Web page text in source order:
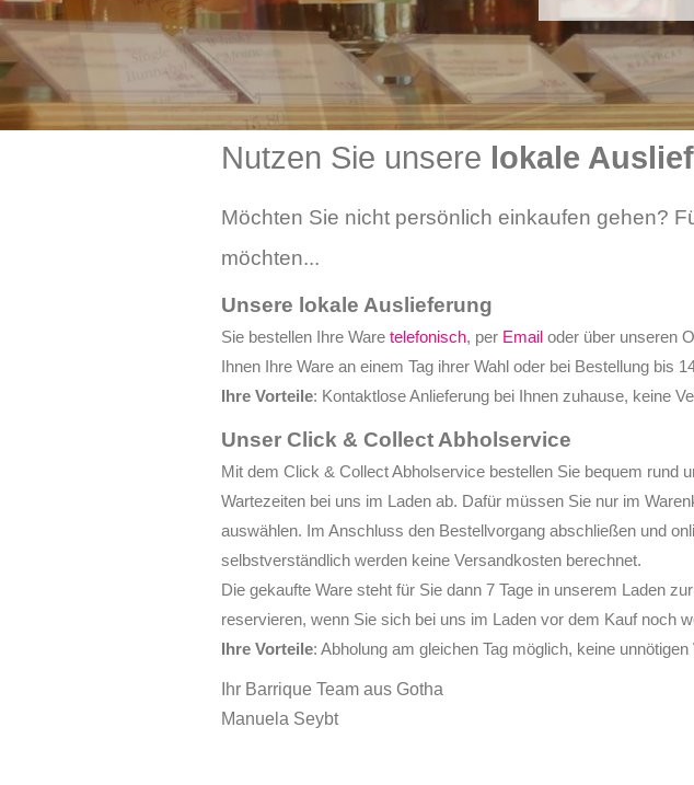
Nutzen Sie unsere lokale
Möchten Sie nicht persönlich einkaufen gehen?
möchten...
Unsere lokale Auslieferung
Sie bestellen Ihre Ware telefonisch, per Email oder über unseren
Ihnen Ihre Ware an einem Tag ihrer Wahl oder bei Bestellung bis
Ihre Vorteile: Kontaktlose Anlieferung bei Ihnen zuhause, keine
Unser Click & Collect Abholservice
Mit dem Click & Collect Abholservice bestellen Sie bequem rund
Wartezeiten bei uns im Laden ab. Dafür müssen Sie nur im
auswählen. Im Anschluss den Bestellvorgang abschließen und
selbstverständlich werden keine Versandkosten berechnet.
Die gekaufte Ware steht für Sie dann 7 Tage in unserem Laden
reservieren, wenn Sie sich bei uns im Laden vor dem Kauf noch
Ihre Vorteile: Abholung am gleichen Tag möglich, keine
Ihr Barrique Team aus Gotha
Manuela Seybt